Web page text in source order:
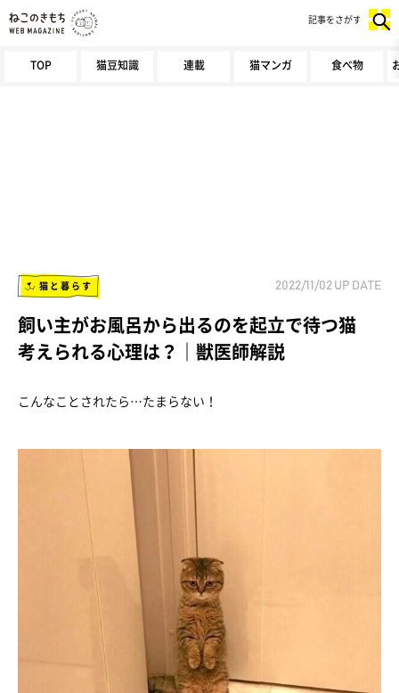
TOP 猫豆知識 連載 猫マンガ 食べ物
記事をさがす
猫と暮らす 2022/11/02 UP DATE
飼い主がお風呂から出るのを起立で待つ猫
考えられる心理は？｜獣医師解説
こんなことされたら…たまらない！